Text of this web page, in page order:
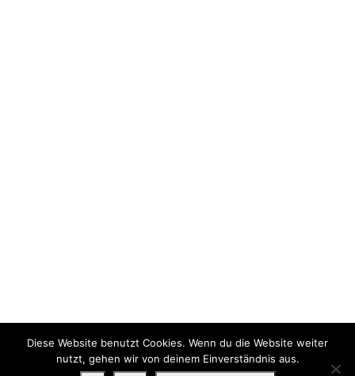
Diese Website benutzt Cookies. Wenn du die Website weiter
nutzt, gehen wir von deinem Einverständnis aus.